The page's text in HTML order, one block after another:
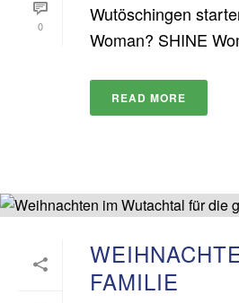
0
Wutöschingen
Woman? SHINE
READ MORE
FAMILIE